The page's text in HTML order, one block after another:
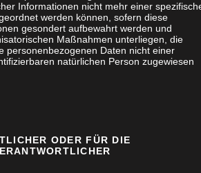
Informationen nicht mehr einer
werden können, sofern diese
gesondert aufbewahrt werden und
Maßnahmen unterliegen, die
personenbezogenen Daten nicht einer
natürlichen Person zugewiesen
ODER FÜR DIE